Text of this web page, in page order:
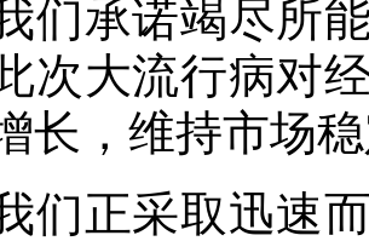
承诺竭尽所能
次大流行病对
长，维持市场
正采取迅速而